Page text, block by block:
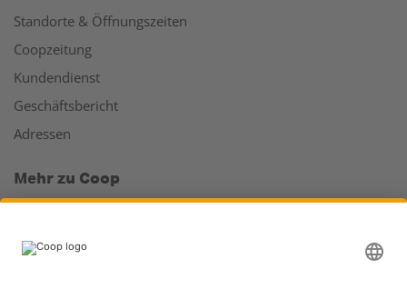
Standorte & Öffnungszeiten
Coopzeitung
Kundendienst
Geschäftsbericht
Adressen
Mehr zu Coop
Läden & Services